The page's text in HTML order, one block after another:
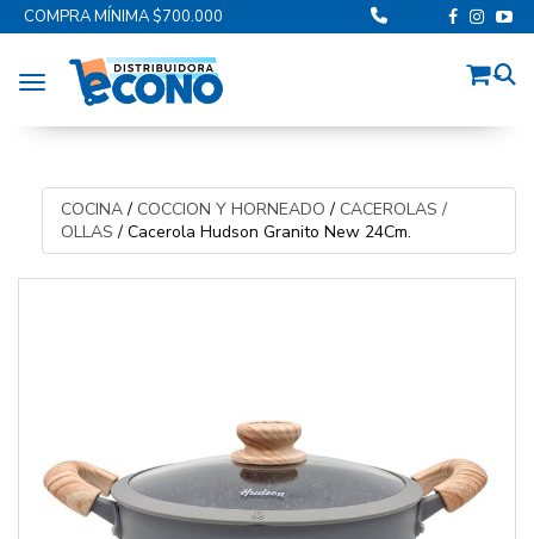
COMPRA MÍNIMA $700.000
Toggle navigation
COCINA/ COCCION Y HORNEADO / CACEROLAS /
OLLAS / Cacerola Hudson Granito New 24Cm.